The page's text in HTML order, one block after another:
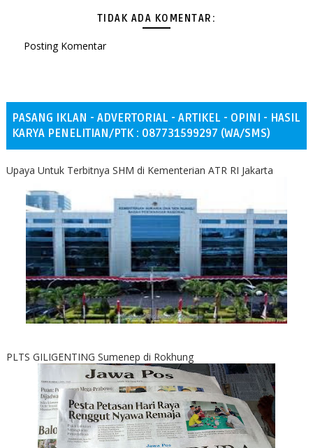
TIDAK ADA KOMENTAR:
Posting Komentar
PASANG IKLAN - ADVERTORIAL - ARTIKEL - OPINI - HASIL
KARYA PENELITIAN/PTK : 087731599297 (WA/SMS)
Upaya Untuk Terbitnya SHM di Kementerian ATR RI Jakarta
PLTS GILIGENTING Sumenep di Rokhung